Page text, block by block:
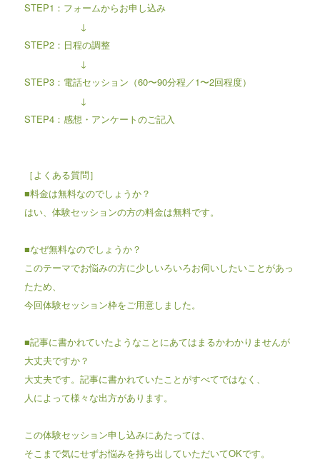
STEP1：フォームからお申し込み
↓
STEP2：日程の調整
↓
STEP3：電話セッション（60〜90分程／1〜2回程度）
↓
STEP4：感想・アンケートのご記入
［よくある質問］
■料金は無料なのでしょうか？
はい、体験セッションの方の料金は無料です。
■なぜ無料なのでしょうか？
このテーマでお悩みの方に少しいろいろお伺いしたいことがあっ
たため、
今回体験セッション枠をご用意しました。
■記事に書かれていたようなことにあてはまるかわかりませんが
大丈夫ですか？
大丈夫です。記事に書かれていたことがすべてではなく、
人によって様々な出方があります。
この体験セッション申し込みにあたっては、
そこまで気にせずお悩みを持ち出していただいてOKです。